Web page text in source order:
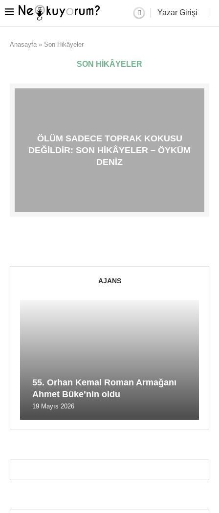
Yazar Girişi
Anasayfa » Son Hikâyeler
SON HIKÂYELER
ÖLÜM SADECE TOPRAK KOKUSU
DEĞILDIR: SON HIKÂYELER – ÖYKÜM
DENIZ
AJANS
55. Orhan Kemal Roman Armağanı
Ahmet Büke’nin oldu
19 Mayıs 2026